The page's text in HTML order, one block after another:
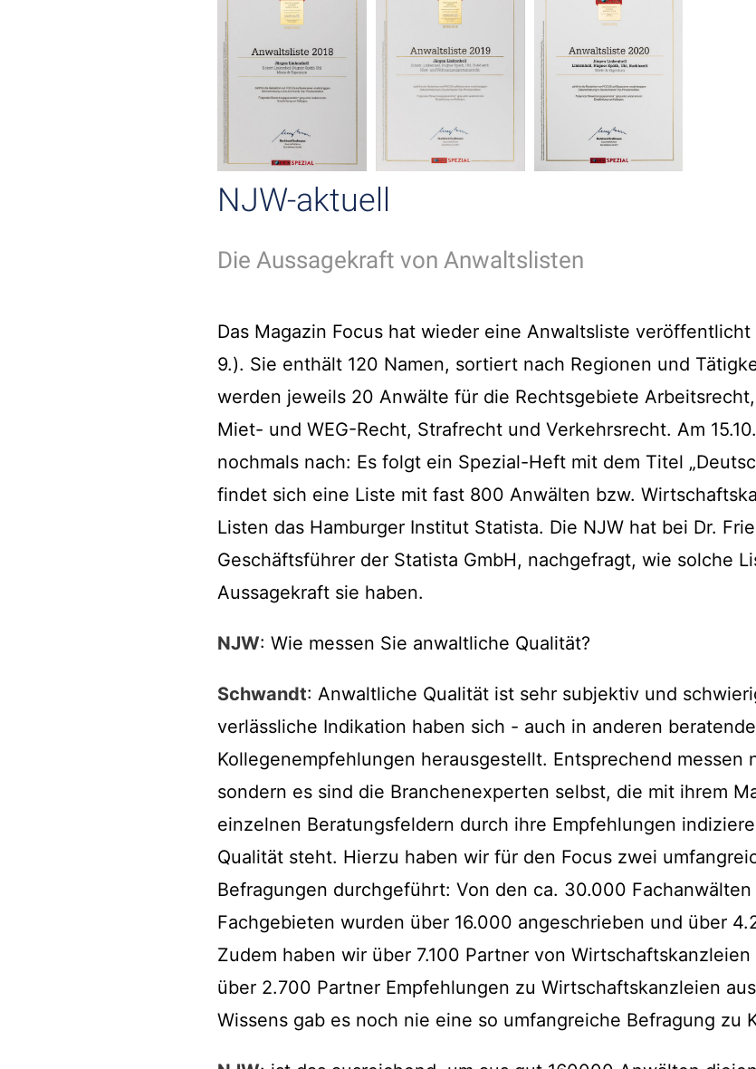
NJW-aktuell
Die Aussagekraft von Anwaltslisten
Das Magazin Focus hat wieder eine Anwaltsliste
9.). Sie enthält 120 Namen, sortiert nach Regionen und
werden jeweils 20 Anwälte für die Rechtsgebiete
Miet- und WEG-Recht, Strafrecht und Verkehrsrecht. Am
nochmals nach: Es folgt ein Spezial-Heft mit dem Titel
findet sich eine Liste mit fast 800 Anwälten bzw.
Listen das Hamburger Institut Statista. Die NJW hat bei Dr.
Geschäftsführer der Statista GmbH, nachgefragt, wie solche
Aussagekraft sie haben.
NJW: Wie messen Sie anwaltliche Qualität?
Schwandt: Anwaltliche Qualität ist sehr subjektiv und
verlässliche Indikation haben sich - auch in anderen
Kollegenempfehlungen herausgestellt. Entsprechend messen
sondern es sind die Branchenexperten selbst, die mit ihrem
einzelnen Beratungsfeldern durch ihre Empfehlungen
Qualität steht. Hierzu haben wir für den Focus zwei
Befragungen durchgeführt: Von den ca. 30.000
Fachgebieten wurden über 16.000 angeschrieben und über
Zudem haben wir über 7.100 Partner von
über 2.700 Partner Empfehlungen zu Wirtschaftskanzleien
Wissens gab es noch nie eine so umfangreiche Befragung zu